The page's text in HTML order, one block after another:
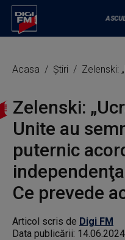
Acasa Știri Zelenski: „Ucraina şi Statele
Zelenski:
Unite au
puternic
Ce prevede
Articol scris de Digi FM
Data publicării: